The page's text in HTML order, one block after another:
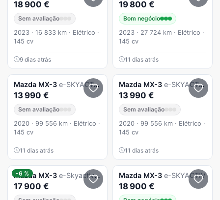
18 900 €
Sem avaliação
2023 · 16 833 km · Elétrico ·
145 cv
9 dias atrás
19 800 €
Bom negócio
2023 · 27 724 km · Elétrico ·
145 cv
11 dias atrás
Mazda MX-3 e-SKYACTIV Advantage+Vintage Leatherett
13 990 €
Sem avaliação
2020 · 99 556 km · Elétrico ·
145 cv
11 dias atrás
Mazda MX-3 e-SKYACTIV Advantage+Vintage Leatherett
13 990 €
Sem avaliação
2020 · 99 556 km · Elétrico ·
145 cv
11 dias atrás
-6 %
Mazda MX-3 e-Skyactiv First Edition+Modern Confidence
17 900 €
Mazda MX-3 e-SKYACTIV
18 900 €